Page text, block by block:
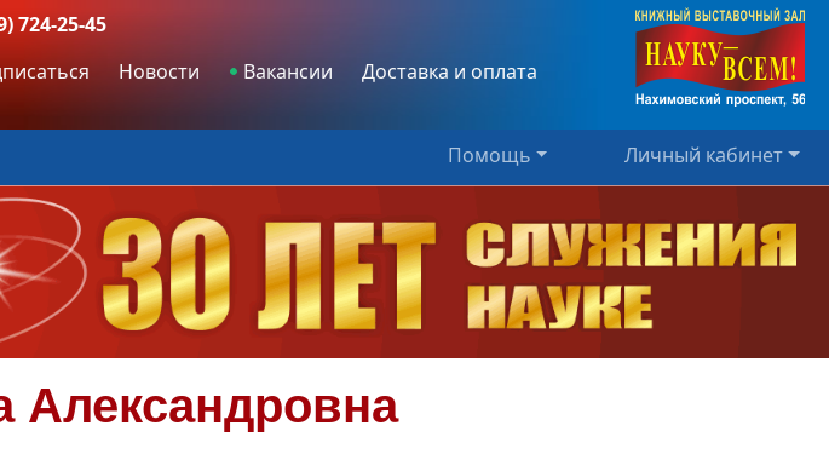
724-25-45
Новости Вакансии
Доставка и оплата
Помощь Личный кабинет
Александровна